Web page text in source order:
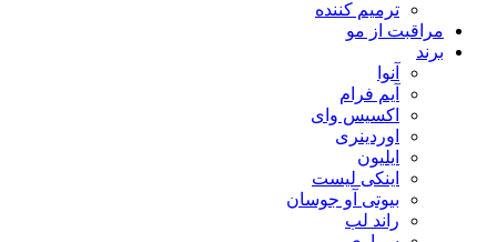
ترمیم کننده
مراقبت از مو
برند
آنوا
آیم فرام
اکسیس وای
اوردینری
ایلیون
اینکی لیست
بیوتی آو جوسان
راند لب